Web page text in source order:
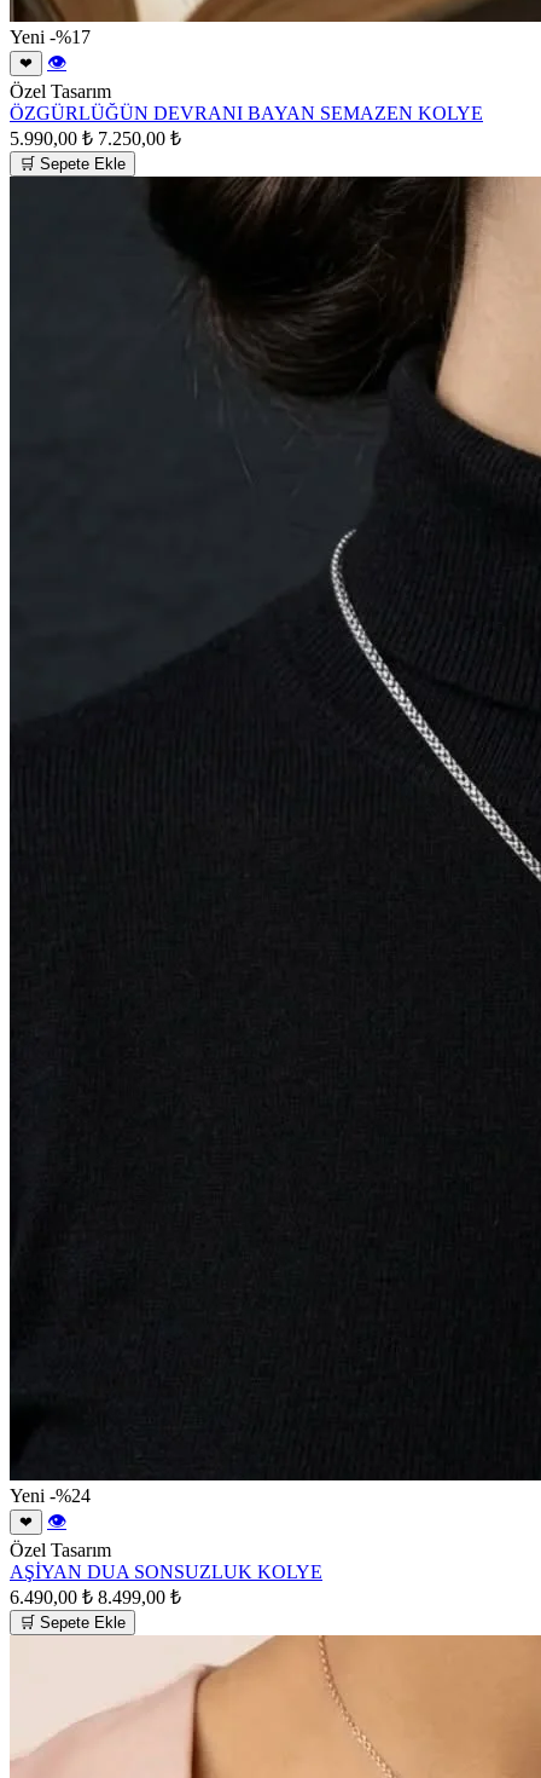
Yeni -%17
❤
👁
Özel Tasarım
ÖZGÜRLÜĞÜN DEVRANI BAYAN SEMAZEN KOLYE
5.990,00 ₺ 7.250,00 ₺
🛒 Sepete Ekle
Yeni -%24
❤
👁
Özel Tasarım
AŞİYAN DUA SONSUZLUK KOLYE
6.490,00 ₺ 8.499,00 ₺
🛒 Sepete Ekle